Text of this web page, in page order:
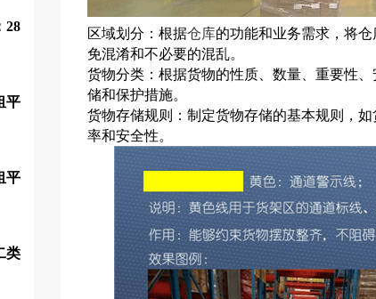
平方米高平台仓库出租可搭建货架
台：2千平方米-6.3万平方米原业主丙二类无公摊
台8000平方米适合物流仓储冷链电商
仓库出租适合塑料粒子化学品原材料
区域划分：根据仓库的功能和业务需求，将
免混淆和不必要的混乱。
货物分类：根据货物的性质、数量、重要性
储和保护措施。
货物存储规则：制定货物存储的基本规则，
率和安全性。